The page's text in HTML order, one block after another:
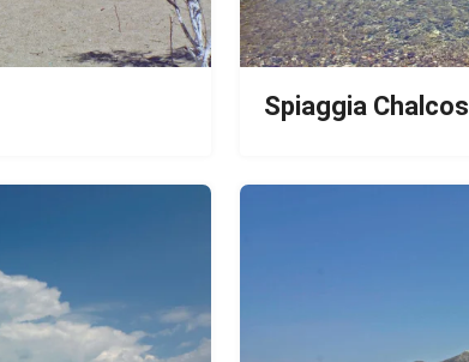
Spiaggia Chalcos